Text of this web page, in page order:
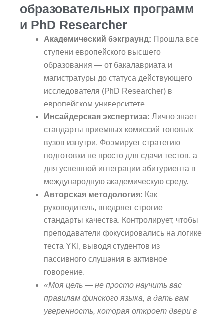
образовательных программ
и PhD Researcher
Академический бэкграунд: Прошла все
ступени европейского высшего
образования — от бакалавриата и
магистратуры до статуса действующего
исследователя (PhD Researcher) в
европейском университете.
Инсайдерская экспертиза: Лично знает
стандарты приемных комиссий топовых
вузов изнутри. Формирует стратегию
подготовки не просто для сдачи тестов, а
для успешной интеграции абитуриента в
международную академическую среду.
Авторская методология: Как
руководитель, внедряет строгие
стандарты качества. Контролирует, чтобы
преподаватели фокусировались на логике
теста YKI, выводя студентов из
пассивного слушания в активное
говорение.
«Моя цель — не просто научить вас
правилам финского языка, а дать вам
уверенность, которая откроет двери в